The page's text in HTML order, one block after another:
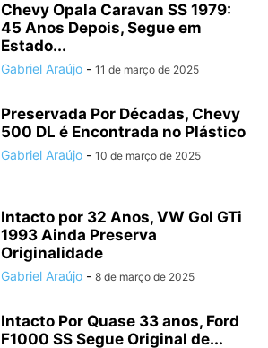
Chevy Opala Caravan SS 1979:
45 Anos Depois, Segue em
Estado...
Gabriel Araújo - 11 de março de 2025
Preservada Por Décadas, Chevy
500 DL é Encontrada no Plástico
Gabriel Araújo - 10 de março de 2025
Intacto por 32 Anos, VW Gol GTi
1993 Ainda Preserva
Originalidade
Gabriel Araújo - 8 de março de 2025
Intacto Por Quase 33 anos, Ford
F1000 SS Segue Original de...